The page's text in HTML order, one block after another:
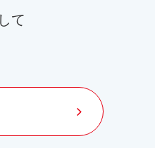
て